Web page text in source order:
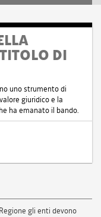
DI
uno strumento di
giuridico e la
ha emanato il bando.
gli enti devono